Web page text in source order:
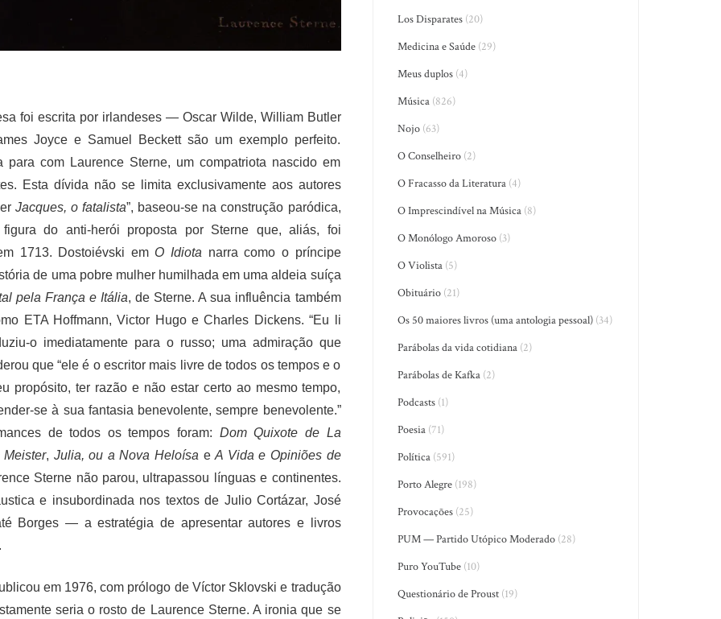
foi escrita por irlandeses — Oscar Wilde, William Butler
Joyce e Samuel Beckett são um exemplo perfeito.
com Laurence Sterne, um compatriota nascido em
Esta dívida não se limita exclusivamente aos autores
Jacques, o fatalista”, baseou-se na construção paródica,
do anti-herói proposta por Sterne que, aliás, foi
1713. Dostoiévski em O Idiota narra como o príncipe
de uma pobre mulher humilhada em uma aldeia suíça
pela França e Itália, de Sterne. A sua influência também
ETA Hoffmann, Victor Hugo e Charles Dickens. “Eu li
o imediatamente para o russo; uma admiração que
que “ele é o escritor mais livre de todos os tempos e o
propósito, ter razão e não estar certo ao mesmo tempo,
se à sua fantasia benevolente, sempre benevolente.”
de todos os tempos foram: Dom Quixote de La
, Julia, ou a Nova Heloísa eA Vida e Opiniões de
Sterne não parou, ultrapassou línguas e continentes.
e insubordinada nos textos de Julio Cortázar, José
Borges — a estratégia de apresentar autores e livros
em 1976, com prólogo de Víctor Sklovski e tradução
seria o rosto de Laurence Sterne. A ironia que se
Los Disparates (20)
Medicina e Saúde (29)
Meus duplos (4)
Música (826)
Nojo (63)
O Conselheiro (2)
O Fracasso da Literatura (4)
O Imprescindível na Música (8)
O Monólogo Amoroso (3)
O Violista (5)
Obituário (21)
Os 50 maiores livros (uma antologia pessoal) (34)
Parábolas da vida cotidiana (2)
Parábolas de Kafka (2)
Podcasts (1)
Poesia (71)
Política (591)
Porto Alegre (198)
Provocações (25)
PUM — Partido Utópico Moderado (28)
Puro YouTube (10)
Questionário de Proust (19)